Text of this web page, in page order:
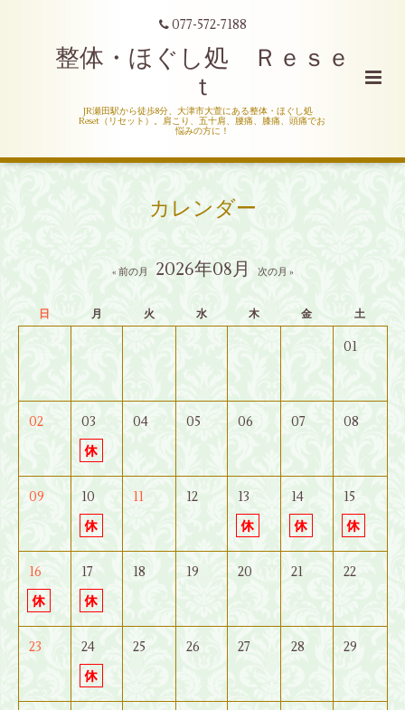
077-572-7188
整体・ほぐし処 Ｒｅｓｅ
ｔ
JR瀬田駅から徒歩8分、大津市大萱にある整体・ほぐし処
Reset（リセット）。肩こり、五十肩、腰痛、膝痛、頭痛でお
悩みの方に！
カレンダー
« 前の月 2026年08月 次の月 »
日 月 火 水 木 金 土
01
02 03 04 05 06 07 08
09 10 11 12 13 14 15
16 17 18 19 20 21 22
23 24 25 26 27 28 29